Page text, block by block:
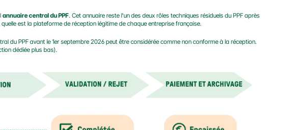
annuaire central du PPF. Cet annuaire reste l'un des deux rôles techniques résiduels du PPF après
est la plateforme de réception légitime de chaque entreprise française.
du PPF avant le 1er septembre 2026 peut être considérée comme non conforme à la réception.
dédiée plus bas).